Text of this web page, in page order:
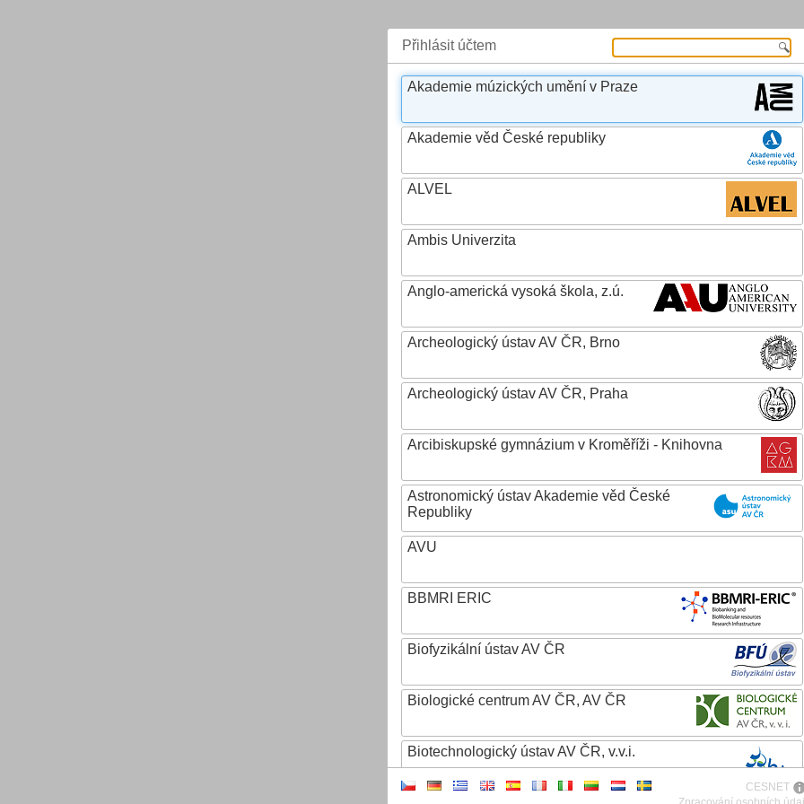
Přihlásit účtem
Akademie múzických umění v Praze
Akademie věd České republiky
ALVEL
Ambis Univerzita
Anglo-americká vysoká škola, z.ú.
Archeologický ústav AV ČR, Brno
Archeologický ústav AV ČR, Praha
Arcibiskupské gymnázium v Kroměříži - Knihovna
Astronomický ústav Akademie věd České
Republiky
AVU
BBMRI ERIC
Biofyzikální ústav AV ČR
Biologické centrum AV ČR, AV ČR
Biotechnologický ústav AV ČR, v.v.i.
CESNET